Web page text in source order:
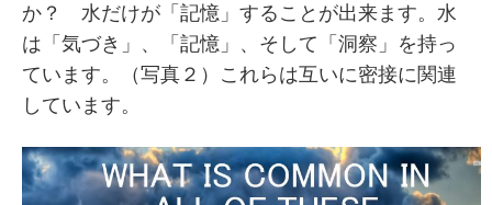
か？ 水だけが「記憶」することが出来ます。水
は「気づき」、「記憶」、そして「洞察」を持っ
ています。（写真２）これらは互いに密接に関連
しています。